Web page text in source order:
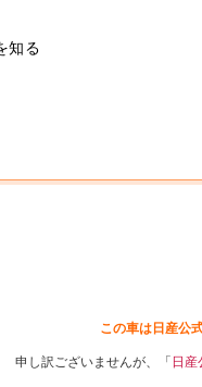
知る
この車は日産公
申し訳ございませんが、「 日